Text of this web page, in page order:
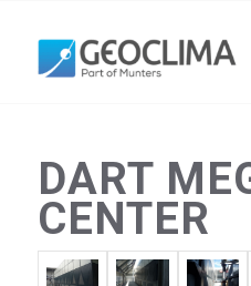
DART
CENTER